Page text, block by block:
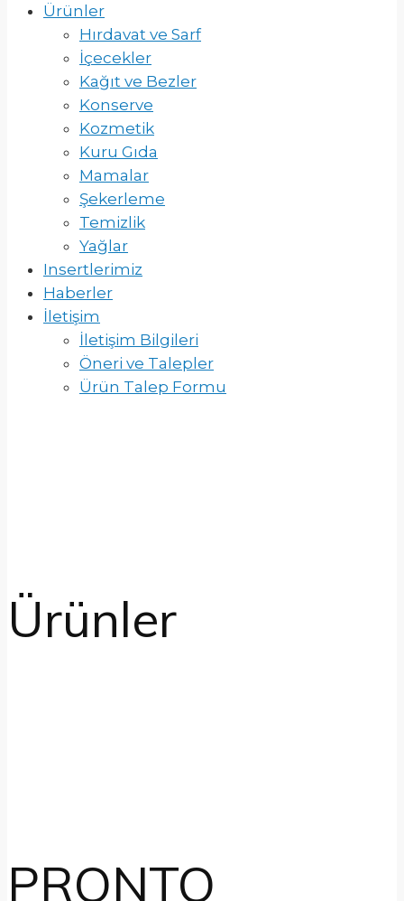
Ürünler
Hırdavat ve Sarf
İçecekler
Kağıt ve Bezler
Konserve
Kozmetik
Kuru Gıda
Mamalar
Şekerleme
Temizlik
Yağlar
Insertlerimiz
Haberler
İletişim
İletişim Bilgileri
Öneri ve Talepler
Ürün Talep Formu
Ürünler
PRONTO